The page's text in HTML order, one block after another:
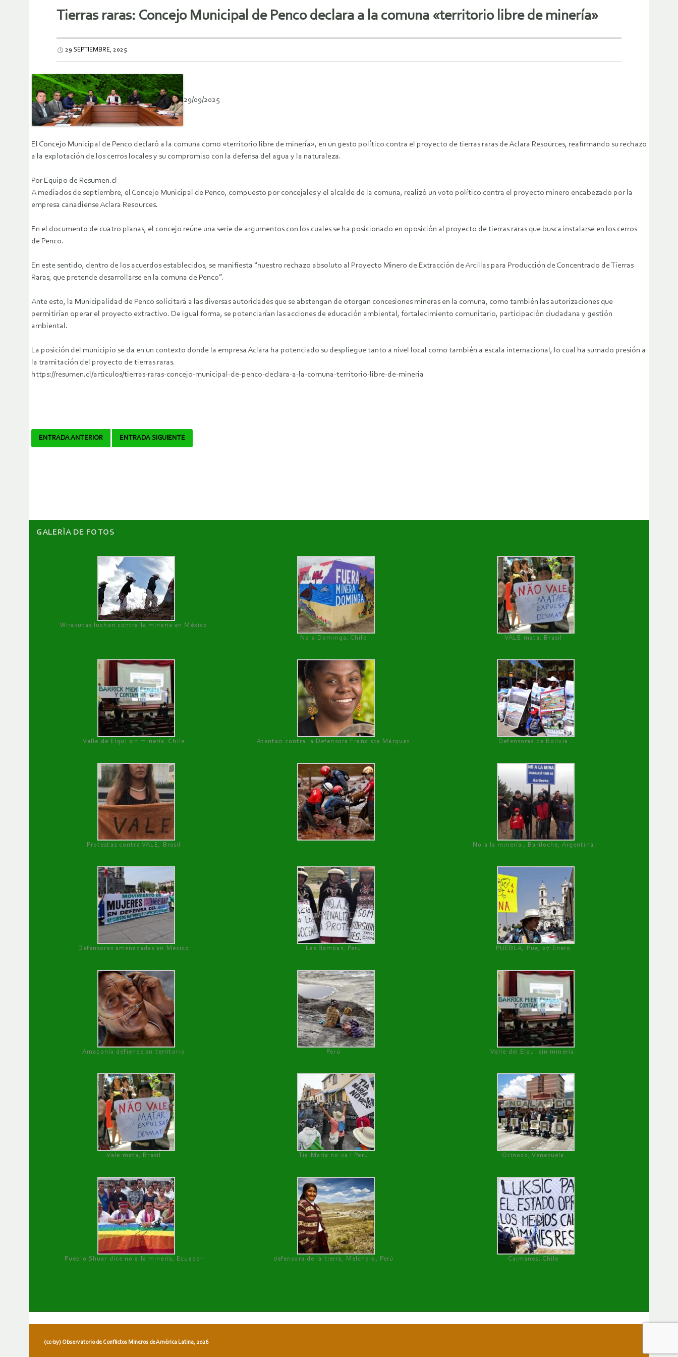
Tierras raras: Concejo Municipal de Penco declara a la comuna «territorio libre de minería»
29 SEPTIEMBRE, 2025
29/09/2025
El Concejo Municipal de Penco declaró a la comuna como «territorio libre de minería», en un gesto político contra el proyecto de tierras raras de Aclara Resources, reafirmando su rechazo
a la explotación de los cerros locales y su compromiso con la defensa del agua y la naturaleza.
Por Equipo de Resumen.cl
A mediados de septiembre, el Concejo Municipal de Penco, compuesto por concejales y el alcalde de la comuna, realizó un voto político contra el proyecto minero encabezado por la
empresa canadiense Aclara Resources.
En el documento de cuatro planas, el concejo reúne una serie de argumentos con los cuales se ha posicionado en oposición al proyecto de tierras raras que busca instalarse en los cerros
de Penco.
En este sentido, dentro de los acuerdos establecidos, se manifiesta “nuestro rechazo absoluto al Proyecto Minero de Extracción de Arcillas para Producción de Concentrado de Tierras
Raras, que pretende desarrollarse en la comuna de Penco”.
Ante esto, la Municipalidad de Penco solicitará a las diversas autoridades que se abstengan de otorgan concesiones mineras en la comuna, como también las autorizaciones que
permitirían operar el proyecto extractivo. De igual forma, se potenciarían las acciones de educación ambiental, fortalecimiento comunitario, participación ciudadana y gestión
ambiental.
La posición del municipio se da en un contexto donde la empresa Aclara ha potenciado su despliegue tanto a nivel local como también a escala internacional, lo cual ha sumado presión a
la tramitación del proyecto de tierras raras.
https://resumen.cl/articulos/tierras-raras-concejo-municipal-de-penco-declara-a-la-comuna-territorio-libre-de-mineria
Navegador
ENTRADA ANTERIOR ENTRADA SIGUIENTE
GALERÌA DE FOTOS
Wirakutas luchan contra la minería en México
No a Dominga, Chile
VALE mata, Brasil
Valle de Elqui sin minería. Chile Atentan contra la Defensora Francisca Márquez Defensoras de Bolivia
Protestas contra VALE, Brasil No a la minería , Bariloche, Argentina
Defensoras amenazadas en México Las Bambas, Perú PUEBLA, Pue, 27 Enero
Amazonía defiende su territorio Perú Valle del Elqui sin minería.
Vale mata, Brasil Tía María no va ! Perú Orinoco, Venezuela
Pueblo Shuar dice no a la minería, Ecuador defensora de la tierra, Melchora, Perú Caimanes, Chile
(cc-by) Observatorio de Conflictos Mineros de América Latina, 2026